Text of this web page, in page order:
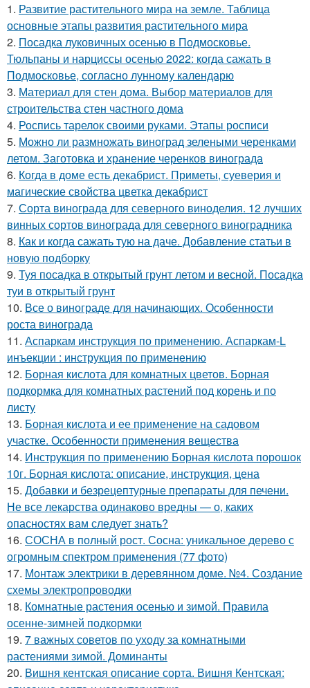
1. Развитие растительного мира на земле. Таблица
основные этапы развития растительного мира
2. Посадка луковичных осенью в Подмосковье.
Тюльпаны и нарциссы осенью 2022: когда сажать в
Подмосковье, согласно лунному календарю
3. Материал для стен дома. Выбор материалов для
строительства стен частного дома
4. Роспись тарелок своими руками. Этапы росписи
5. Можно ли размножать виноград зелеными черенками
летом. Заготовка и хранение черенков винограда
6. Когда в доме есть декабрист. Приметы, суеверия и
магические свойства цветка декабрист
7. Сорта винограда для северного виноделия. 12 лучших
винных сортов винограда для северного виноградника
8. Как и когда сажать тую на даче. Добавление статьи в
новую подборку
9. Туя посадка в открытый грунт летом и весной. Посадка
туи в открытый грунт
10. Все о винограде для начинающих. Особенности
роста винограда
11. Аспаркам инструкция по применению. Аспаркам-L
инъекции : инструкция по применению
12. Борная кислота для комнатных цветов. Борная
подкормка для комнатных растений под корень и по
листу
13. Борная кислота и ее применение на садовом
участке. Особенности применения вещества
14. Инструкция по применению Борная кислота порошок
10г. Борная кислота: описание, инструкция, цена
15. Добавки и безрецептурные препараты для печени.
Не все лекарства одинаково вредны — о, каких
опасностях вам следует знать?
16. СОСНА в полный рост. Сосна: уникальное дерево с
огромным спектром применения (77 фото)
17. Монтаж электрики в деревянном доме. №4. Создание
схемы электропроводки
18. Комнатные растения осенью и зимой. Правила
осенне-зимней подкормки
19. 7 важных советов по уходу за комнатными
растениями зимой. Доминанты
20. Вишня кентская описание сорта. Вишня Кентская: